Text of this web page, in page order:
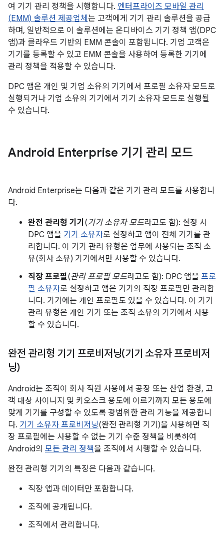
여 기기 관리 정책을 시행합니다. 엔터프라이즈 모바일 관리
(EMM) 솔루션 제공업체 는 고객에게 기기 관리 솔루션을 공급
하며, 일반적으로 이 솔루션에는 온디바이스 기기 정책 앱(DPC
앱)과 클라우드 기반의 EMM 콘솔이 포함됩니다. 기업 고객은
기기를 등록할 수 있고 EMM 콘솔을 사용하여 등록한 기기에
관리 정책을 적용할 수 있습니다.
DPC 앱은 개인 및 기업 소유의 기기에서 프로필 소유자 모드로
실행되거나 기업 소유의 기기에서 기기 소유자 모드로 실행될
수 있습니다.
Android Enterprise 기기 관리 모드
Android Enterprise는 다음과 같은 기기 관리 모드를 사용합니
다.
완전 관리형 기기 (기기 소유자 모드라고도 함): 설정 시
DPC 앱을 기기 소유자로 설정하고 앱이 전체 기기를 관
리합니다. 이 기기 관리 유형은 업무에 사용되는 조직 소
유(회사 소유) 기기에서만 사용할 수 있습니다.
직장 프로필(관리 프로필 모드라고도 함): DPC 앱을 프로
필 소유자로 설정하고 앱은 기기의 직장 프로필만 관리합
니다. 기기에는 개인 프로필도 있을 수 있습니다. 이 기기
관리 유형은 개인 기기 또는 조직 소유의 기기에서 사용
할 수 있습니다.
완전 관리형 기기 프로비저닝(기기 소유자 프로비저
닝)
Android는 조직이 회사 직원 사용에서 공장 또는 산업 환경, 고
객 대상 사이니지 및 키오스크 용도에 이르기까지 모든 용도에
맞게 기기를 구성할 수 있도록 광범위한 관리 기능을 제공합니
다. 기기 소유자 프로비저닝(완전 관리형 기기)을 사용하면 직
장 프로필에는 사용할 수 없는 기기 수준 정책을 비롯하여
Android의 모든 관리 정책을 조직에서 시행할 수 있습니다.
완전 관리형 기기의 특징은 다음과 같습니다.
직장 앱과 데이터만 포함합니다.
조직에 공개됩니다.
조직에서 관리합니다.